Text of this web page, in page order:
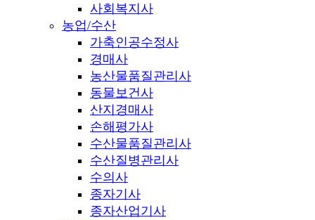
사회복지사
농업/수산
가축인공수정사
경매사
농산물품질관리사
동물보건사
산지경매사
손해평가사
수산물품질관리사
수산질병관리사
수의사
종자기사
종자산업기사